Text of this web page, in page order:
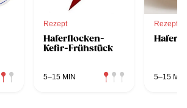
Rezept
Haferflocken-
Kefir-Frühstück
5–15 MIN
Rezept
5–15 MIN